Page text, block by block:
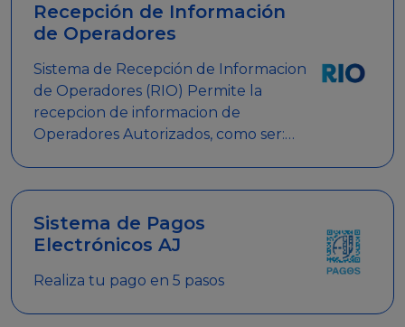
Recepción de Información
de Operadores
Sistema de Recepción de Informacion
de Operadores (RIO) Permite la
recepcion de informacion de
Operadores Autorizados, como ser:
Sistema de Pagos
Electrónicos AJ
Realiza tu pago en 5 pasos